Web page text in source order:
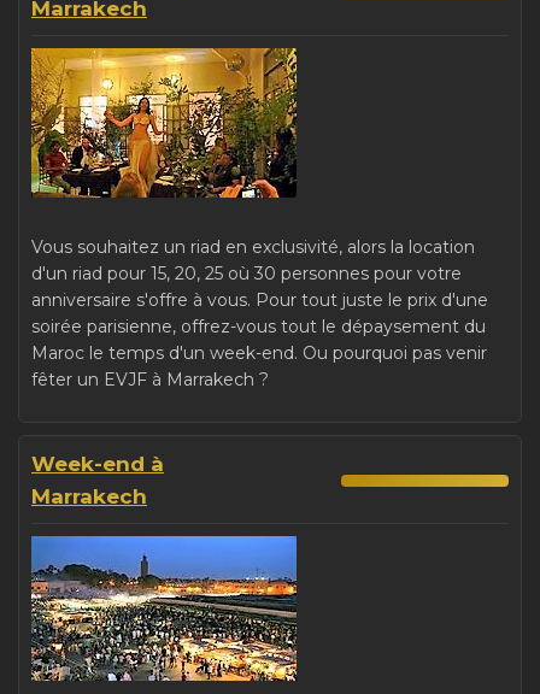
Marrakech
Vous souhaitez un riad en exclusivité, alors la location
d'un riad pour 15, 20, 25 où 30 personnes pour votre
anniversaire s'offre à vous. Pour tout juste le prix d'une
soirée parisienne, offrez-vous tout le dépaysement du
Maroc le temps d'un week-end. Ou pourquoi pas venir
fêter un EVJF à Marrakech ?
Week-end à
Marrakech